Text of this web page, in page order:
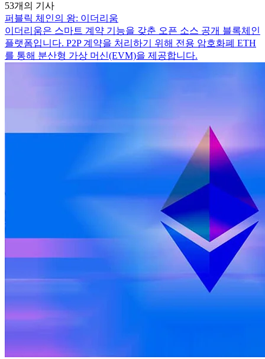
53개의 기사
퍼블릭 체인의 왕: 이더리움
이더리움은 스마트 계약 기능을 갖춘 오픈 소스 공개 블록체인
플랫폼입니다. P2P 계약을 처리하기 위해 전용 암호화폐 ETH
를 통해 분산형 가상 머신(EVM)을 제공합니다.